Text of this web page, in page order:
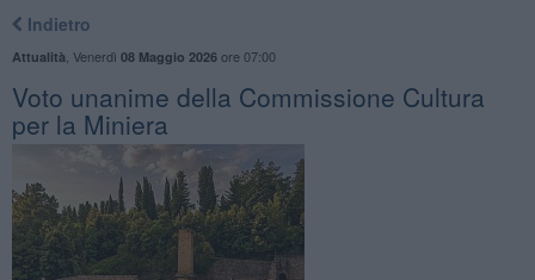
Indietro
Attualità Venerdì 08 Maggio 2026ore 07:00
Voto unanime della Commissione Cultura
per la Miniera